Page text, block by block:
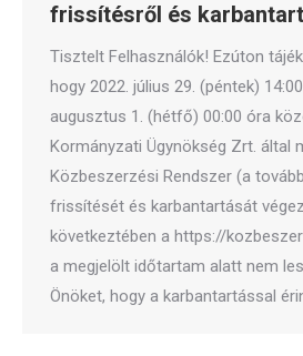
frissítésről és
Tisztelt Felhasználók! Ezúton
hogy 2022. július 29. (péntek)
augusztus 1. (hétfő) 00:00 óra
Kormányzati Ügynökség Zrt. által
Közbeszerzési Rendszer (a
frissítését és karbantartását
következtében a https://
a megjelölt időtartam alatt nem
Önöket, hogy a karbantartással